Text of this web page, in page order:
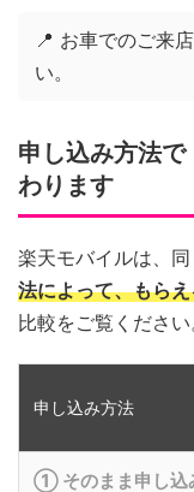
📍 お車でのご来
い。
申し込み方法
わります
楽天モバイルは、
法によって、もら
比較をご覧ください
申し込み方法
① そのまま申し込